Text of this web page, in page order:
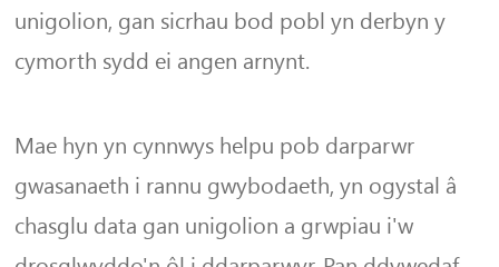
unigolion, gan sicrhau bod pobl yn derbyn y
cymorth sydd ei angen arnynt.
Mae hyn yn cynnwys helpu pob darparwr
gwasanaeth i rannu gwybodaeth, yn ogystal â
chasglu data gan unigolion a grwpiau i'w